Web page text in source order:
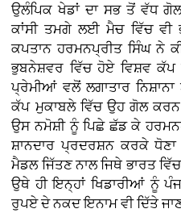
ਉਲੰਪਿਕ ਖੇਡਾਂ ਦਾ ਸਭ ਤੋਂ ਵੱਧ ਗੋਲ
ਕਾਂਸੀ ਤਮਗੇ ਲਈ ਮੈਚ ਵਿੱਚ ਵੀ
ਕਪਤਾਨ ਹਰਮਨਪ੍ਰੀਤ ਸਿੰਘ ਨੇ
ਭੁਬਨੇਸ਼ਵਰ ਵਿੱਚ ਹੋਏ ਵਿਸ਼ਵ ਕੱਪ
ਪ੍ਰੇਮੀਆਂ ਵਲੋਂ ਲਗਾਤਾਰ
ਕੱਪ ਮੁਕਾਬਲੇ ਵਿੱਚ ਉਹ ਗੋਲ
ਉਸ ਨਮੋਸ਼ੀ ਨੂੰ ਪਿਛੇ ਛੱਡ ਕੇ
ਸ਼ਾਨਦਾਰ ਪ੍ਰਦਰਸ਼ਨ ਕਰਕੇ ਧੋਣਾ
ਮੈਡਲ ਜਿੱਤਣ ਨਾਲ ਜਿਥੇ ਭਾਰਤ
ਉਥੇ ਹੀ ਇਨ੍ਹਾਂ ਖਿਡਾਰੀਆਂ ਨੂੰ
ਰੁਪਏ ਦੇ ਨਕਦ ਇਨਾਮ ਵੀ ਦਿੱਤੇ